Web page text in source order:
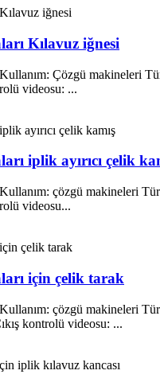
Kılavuz iğnesi
Kullanım: Çözgü
videosu: ...
iplik ayırıcı çelik
Kullanım: çözgü makineleri
videosu...
için çelik tarak
Kullanım: çözgü makineleri
kontrolü videosu: ...